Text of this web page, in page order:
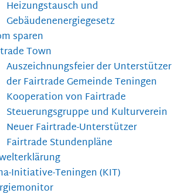
Heizungstausch und
Gebäudenenergiegesetz
sparen
Town
Auszeichnungsfeier der Unterstützer
der Fairtrade Gemeinde Teningen
Kooperation von Fairtrade
Steuerungsgruppe und Kulturverein
Neuer Fairtrade-Unterstützer
Fairtrade Stundenpläne
Initiative-Teningen (KIT)